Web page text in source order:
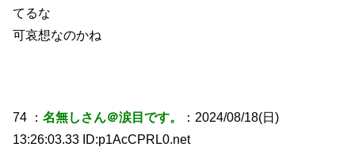
てるな
可哀想なのかね
74 ：名無しさん＠涙目です。
：2024/08/18(日)
13:26:03.33 ID:p1AcCPRL0.net